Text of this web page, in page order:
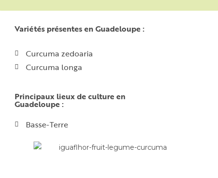
Variétés présentes en Guadeloupe :
Curcuma zedoaria
Curcuma longa
Principaux lieux de culture en
Guadeloupe :
Basse-Terre